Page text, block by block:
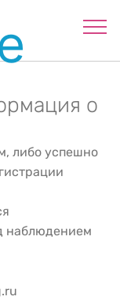
о
либо успешно
наблюдением